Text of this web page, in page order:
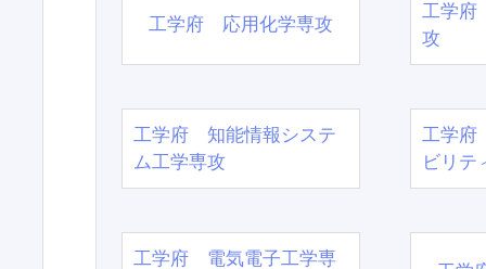
工学府 応用化学専攻
工学府
攻
工学府 知能情報システ
ム工学専攻
工学府
ビリテ
工学府 電気電子工学専